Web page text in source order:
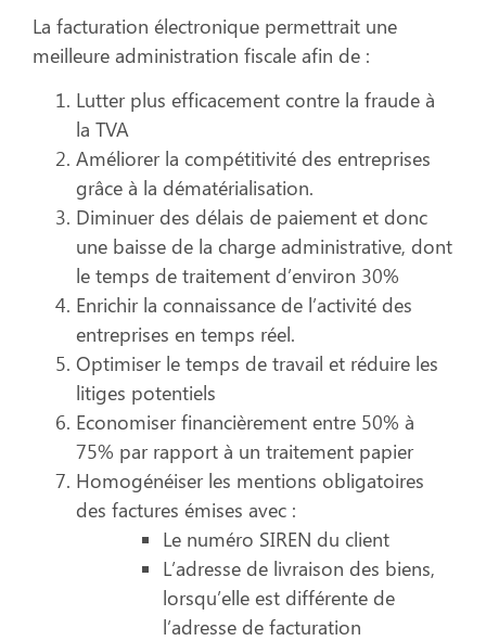
La facturation électronique permettrait une
meilleure administration fiscale afin de :
Lutter plus efficacement contre la fraude à
la TVA
Améliorer la compétitivité des entreprises
grâce à la dématérialisation.
Diminuer des délais de paiement et donc
une baisse de la charge administrative, dont
le temps de traitement d’environ 30%
Enrichir la connaissance de l’activité des
entreprises en temps réel.
Optimiser le temps de travail et réduire les
litiges potentiels
Economiser financièrement entre 50% à
75% par rapport à un traitement papier
Homogénéiser les mentions obligatoires
des factures émises avec :
Le numéro SIREN du client
L’adresse de livraison des biens,
lorsqu’elle est différente de
l’adresse de facturation